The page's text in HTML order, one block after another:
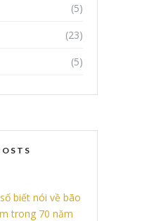
(5)
(23)
(5)
biết nói về bão
trong 70 năm